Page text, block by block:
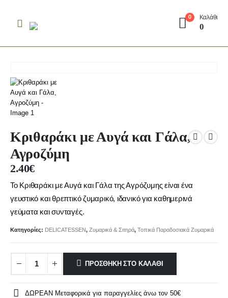
0 Καλάθι
0
Κριθαράκι με Αυγά και Γάλα,
Αγροζύμη
2.40€
Το Κριθαράκι με Αυγά και Γάλα της Αγρόζυμης είναι ένα
γευστικό και θρεπτικό ζυμαρικό, ιδανικό για καθημερινά
γεύματα και συνταγές.
Κατηγορίες: DELICATESSEN, Ζυμαρικά & Σιτηρά, Τοπικά Παραδοσιακά Ζυμαρικά
ΠΡΟΣΘΉΚΗ ΣΤΟ ΚΑΛΆΘΙ
ΔΩΡΕΑΝ Μεταφορικά για παραγγελίες άνω τον 50€